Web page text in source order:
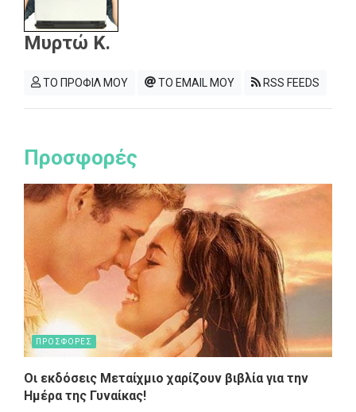
Μυρτώ Κ.
ΤΟ ΠΡΟΦΙΛ ΜΟΥ ΤΟ EMAIL ΜΟΥ RSS FEEDS
Προσφορές
ΠΡΟΣΦΟΡΕΣ
Οι εκδόσεις Μεταίχμιο χαρίζουν βιβλία για την
Ημέρα της Γυναίκας!